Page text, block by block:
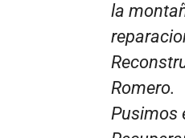
la
Romero.
Pusimos